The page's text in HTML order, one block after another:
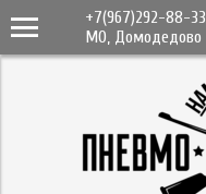
+7(967)292-88-33
МО, Домодедово